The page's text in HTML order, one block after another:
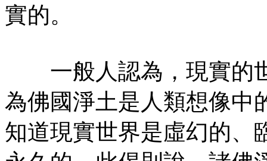
實的。
一般人認為，現實的
為佛國淨土是人類想像中
知道現實世界是虛幻的、